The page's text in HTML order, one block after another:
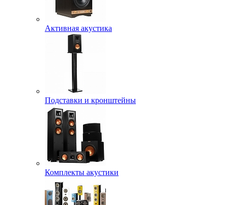
Активная акустика
Подставки и кронштейны
Комплекты акустики